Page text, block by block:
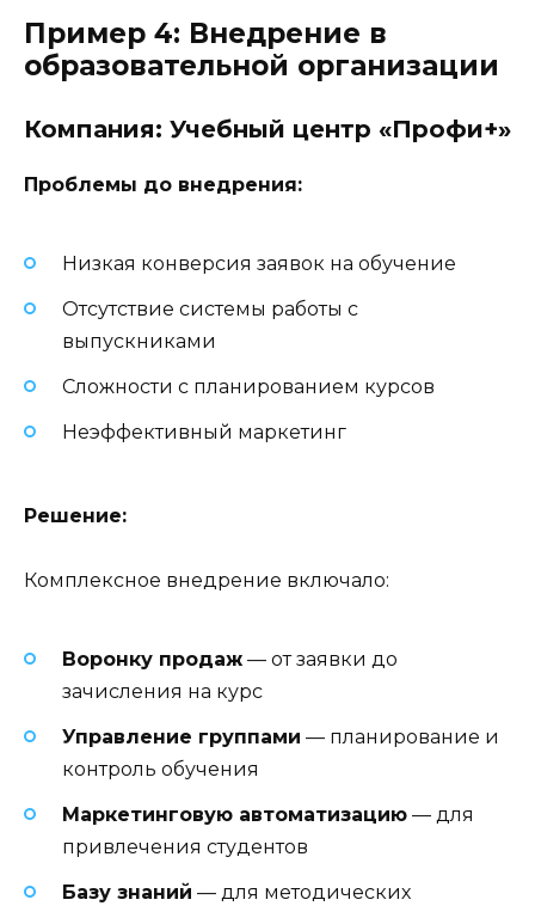
Пример 4: Внедрение в
образовательной организации
Компания: Учебный центр «Профи+»
Проблемы до внедрения:
Низкая конверсия заявок на обучение
Отсутствие системы работы с
выпускниками
Сложности с планированием курсов
Неэффективный маркетинг
Решение:
Комплексное внедрение включало:
Воронку продаж — от заявки до
зачисления на курс
Управление группами — планирование и
контроль обучения
Маркетинговую автоматизацию — для
привлечения студентов
Базу знаний — для методических